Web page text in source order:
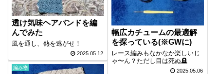
透け気味ヘアバンドを編
んでみた
風を通し、熱を逃がせ！
2025.05.12
幅広カチュームの最適解
を探っている(※GWに)
レース編みもなかなか楽しいじ
ゃ〜ん？ただし目は死ぬ🪦
2025.05.06
編み物